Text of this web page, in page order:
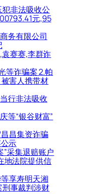
犯非法吸收公
元,95
务有限公司
袁赛赛,李群诈
等诈骗案 2.帕
害人携带材
行非法吸收
等“银谷财富”
昌集资诈骗
示
采集退赔账户
地法院提供信
享寿明天湘
事裁判涉财